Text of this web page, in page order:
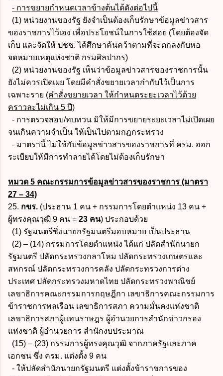
- การขยายกำหนดเวลาข้างต้นได้ดังต่อไปนี้
(1) หน่วยงานของรัฐ ยังจำเป็นต้องเก็บรักษาข้อมูลข่าวสาร
ของราชการไว้เอง เพื่อประโยชน์ในการใช้สอย (โดยต้องจัด
เก็บ และจัดให้ ปชช. ได้ศึกษาค้นคว้าตามที่จะตกลงกับหอ
จดหมายเหตุแห่งชาติ กรมศิลปากร)
(2) หน่วยงานของรัฐ เห็นว่าข้อมูลข่าวสารของราชการนั้น
ยังไม่ควรเปิดเผย โดยมีคำสั่งขยายเวลากำกับไว้เป็นการ
เฉพาะราย (คำสั่งขยายเวลา ให้กำหนดระยะเวลาไว้ด้วย
คราวละไม่เกิน 5 ปี)
- การตรวจสอบ/ทบทวน มิให้มีการขยายระยะเวลาไม่เปิดเผย
จนเกินความจำเป็น ให้เป็นไปตามกฎกระทรวง
- มาตรานี้ ไม่ใช้กับข้อมูลข่าวสารของราชการที่ ครม. ออก
ระเบียบให้มีการทำลายได้โดยไม่ต้องเก็บรักษา
หมวด 5 คณะกรรมการข้อมูลข่าวสารของราชการ (มาตรา
27 – 34)
25. กขร. (ประธาน 1 คน + กรรมการโดยตำแหน่ง 13 คน +
ผู้ทรงคุณวุฒิ 9 คน = 23 คน) ประกอบด้วย
(1) รัฐมนตรีซึ่งนายกรัฐมนตรีมอบหมาย เป็นประธาน
(2) – (14) กรรมการโดยตำแหน่ง ได้แก่ ปลัดสำนักนายก
รัฐมนตรี ปลัดกระทรวงกลาโหม ปลัดกระทรวงเกษตรและ
สหกรณ์ ปลัดกระทรวงการคลัง ปลัดกระทรวงการต่าง
ประเทศ ปลัดกระทรวงมหาดไทย ปลัดกระทรวงพาณิชย์
เลขาธิการคณะกรรมการกฤษฎีกา เลขาธิการคณะกรรมการ
ข้าราชการพลเรือน เลขาธิการสภา ความมั่นคงแห่งชาติ
เลขาธิการสภาผู้แทนราษฎร ผู้อำนวยการสำนักข่าวกรอง
แห่งชาติ ผู้อำนวยการ สำนักงบประมาณ
(15) – (23) กรรมการผู้ทรงคุณวุฒิ จากภาครัฐและภาค
เอกชน ซึ่ง ครม. แต่งตั้ง 9 คน
- ให้ปลัดสำนักนายกรัฐมนตรี แต่งตั้งข้าราชการของ